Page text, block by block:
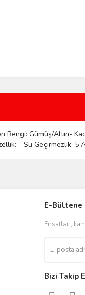
Gümüş/Altın-
- Su Geçirmezlik: 5
E-Bültene
Fırsatları,
Bizi Takip